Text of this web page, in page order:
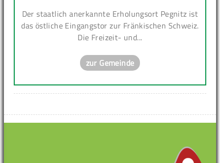
Der staatlich anerkannte Erholungsort Pegnitz ist
das östliche Eingangstor zur Fränkischen Schweiz.
Die Freizeit- und...
zur Gemeinde